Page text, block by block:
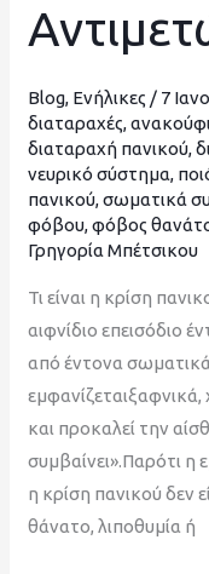
Blog, Ενήλικες / 7
διαταραχές,
διαταραχή πανικού,
νευρικό σύστημα,
πανικού,σωματικά
φόβου,φόβος
Γρηγορία Μπέτσικου
Τι είναι η κρίση
αιφνίδιο επεισόδιο
από έντονα
και προκαλεί την
συμβαίνει».Παρότι η
η κρίση πανικού δεν
θάνατο, λιποθυμία ή
και
Αντιμετώπισης